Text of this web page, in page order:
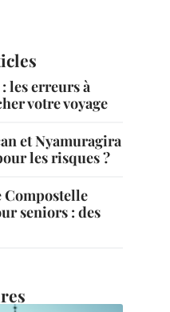
les erreurs à
votre voyage
et Nyamuragira
les risques ?
seniors : des